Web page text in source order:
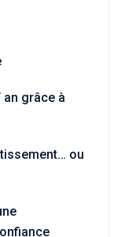
an grâce à
ou